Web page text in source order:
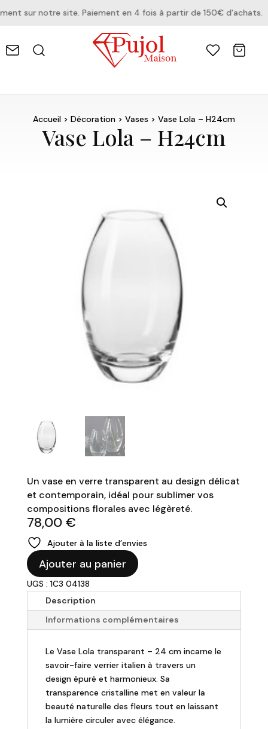
sur notre site. Paiement en 4 fois à partir de 150€ d'achats.
Accueil> Décoration> Vases > Vase Lola – H24cm
Vase Lola – H24cm
Un vase en verre transparent au design délicat
et contemporain, idéal pour sublimer vos
compositions florales avec légèreté.
78,00 €
Ajouter à la liste d’envies
quantité
de
Vase
-
H24cm
Ajouter au panier
UGS : 1C3 04138
Description
Informations complémentaires
Le Vase Lola transparent – 24 cm incarne le
savoir-faire verrier italien à travers un
design épuré et harmonieux. Sa
transparence cristalline met en valeur la
beauté naturelle des fleurs tout en laissant
la lumière circuler avec élégance.